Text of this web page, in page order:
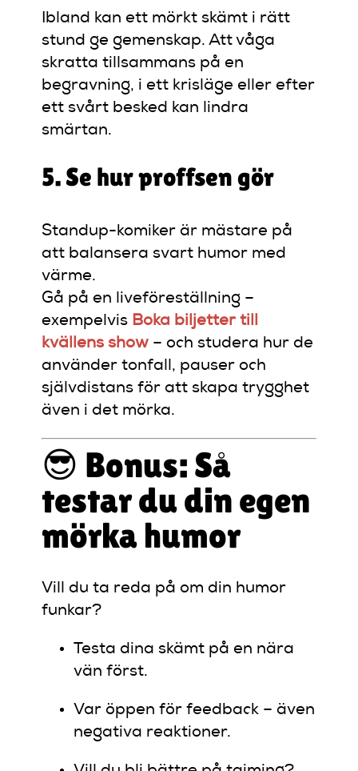
Ibland kan ett mörkt skämt i rätt
stund ge gemenskap. Att våga
skratta tillsammans på en
begravning, i ett krisläge eller efter
ett svårt besked kan lindra
smärtan.
5. Se hur proffsen gör
Standup-komiker är mästare på
att balansera svart humor med
värme.
Gå på en liveföreställning –
exempelvis Boka biljetter till
kvällens show – och studera hur de
använder tonfall, pauser och
självdistans för att skapa trygghet
även i det mörka.
😎 Bonus: Så
testar du din egen
mörka humor
Vill du ta reda på om din humor
funkar?
Testa dina skämt på en nära
vän först.
Var öppen för feedback – även
negativa reaktioner.